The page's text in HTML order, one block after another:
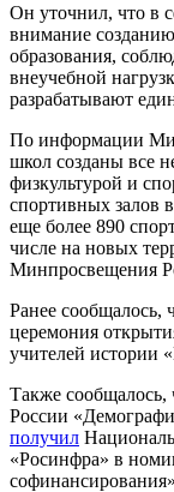
Он уточнил, что в
внимание
образования,
внеучебной
разрабатывают
По информации
школ созданы все
физкультурой и
спортивных залов
еще более 890
числе на новых
Минпросвещения
Ранее сообщалось,
церемония
учителей истории
Также сообщалось,
России
получил
«Росинфра» в